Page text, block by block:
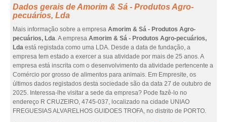
Dados gerais de Amorim & Sá - Produtos Agro-
pecuários, Lda
Mais informação sobre a empresa Amorim & Sá - Produtos Agro-
pecuários, Lda. A empresa Amorim & Sá - Produtos Agro-pecuários,
Lda está registada como uma LDA. Desde a data de fundação, a
empresa tem estado a exercer a sua atividade por mais de 25 anos. A
empresa está inscrita com o desenvolvimento da atividade pertencente a
Comércio por grosso de alimentos para animais. Em Empresite, os
últimos dados registados desta sociedade são da data 27 de outubro de
2025. Interessa-lhe visitar a sede da empresa? Pode fazê-lo no
endereço R CRUZEIRO, 4745-037, localizado na cidade UNIAO
FREGUESIAS ALVARELHOS GUIDOES TROFA, no distrito de PORTO.